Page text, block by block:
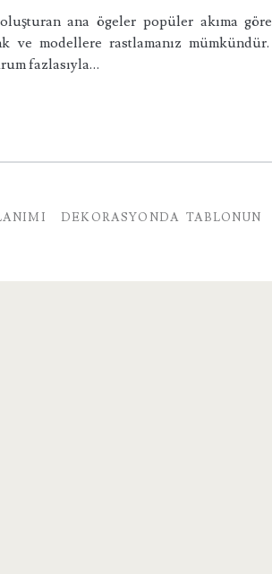
ana ögeler popüler akıma göre
modellere rastlamanız mümkündür.
fazlasıyla…
DEKORASYONDA TABLONUN